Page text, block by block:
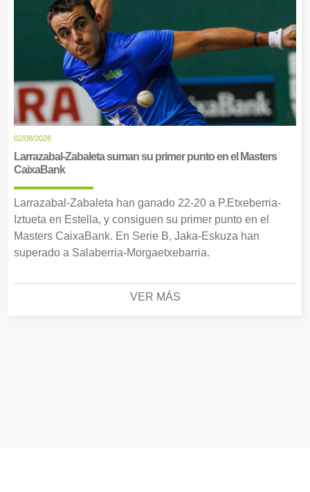
02/08/2026
Larrazabal-Zabaleta suman su primer punto en el Masters
CaixaBank
Larrazabal-Zabaleta han ganado 22-20 a P.Etxeberria-
Iztueta en Estella, y consiguen su primer punto en el
Masters CaixaBank. En Serie B, Jaka-Eskuza han
superado a Salaberria-Morgaetxebarria.
VER MÁS